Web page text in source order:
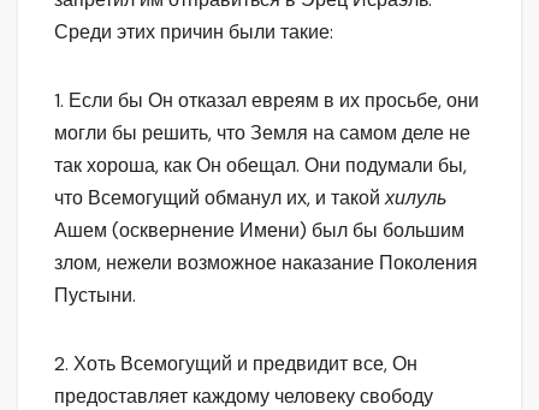
Среди этих причин были такие:
1. Если бы Он отказал евреям в их просьбе, они
могли бы решить, что Земля на самом деле не
так хороша, как Он обещал. Они подумали бы,
что Всемогущий обманул их, и такойхилуль
Ашем (осквернение Имени) был бы большим
злом, нежели возможное наказание Поколения
Пустыни.
2. Хоть Всемогущий и предвидит все, Он
предоставляет каждому человеку свободу